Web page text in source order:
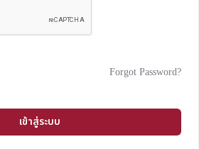
Forgot Password?
เข้าสู่ระบบ